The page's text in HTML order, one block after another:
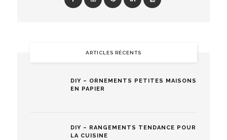
ARTICLES RÉCENTS
DIY – ORNEMENTS PETITES MAISONS
EN PAPIER
DIY – RANGEMENTS TENDANCE POUR
LA CUISINE